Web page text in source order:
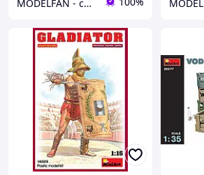
MODELFAN - сборные пластиковые модели и товары для моделирования